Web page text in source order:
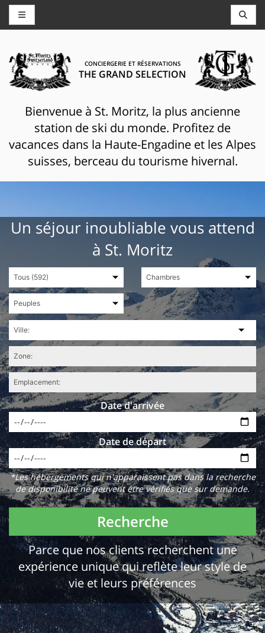
CONCIERGERIE ET RÉSERVATIONS
THE GRAND SELECTION
Bienvenue à St. Moritz, la plus ancienne
station de ski du monde. Profitez de
vacances dans la Haute-Engadine et les Alpes
suisses, berceau du tourisme hivernal.
Un séjour inoubliable vous attend
à St. Moritz
Date d'arrivée
Date de départ
*Les hébergements qui n'apparaissent pas dans la recherche
de disponibilité ne peuvent être vérifiés que sur demande.
Recherche
Parce que nos clients recherchent une
expérience unique qui reflète leur style de
vie et leurs préférences